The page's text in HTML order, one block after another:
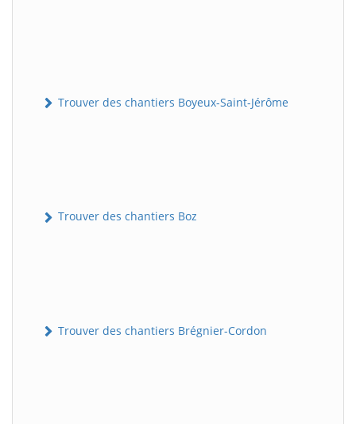
Trouver des chantiers Boyeux-Saint-Jérôme
Trouver des chantiers Boz
Trouver des chantiers Brégnier-Cordon